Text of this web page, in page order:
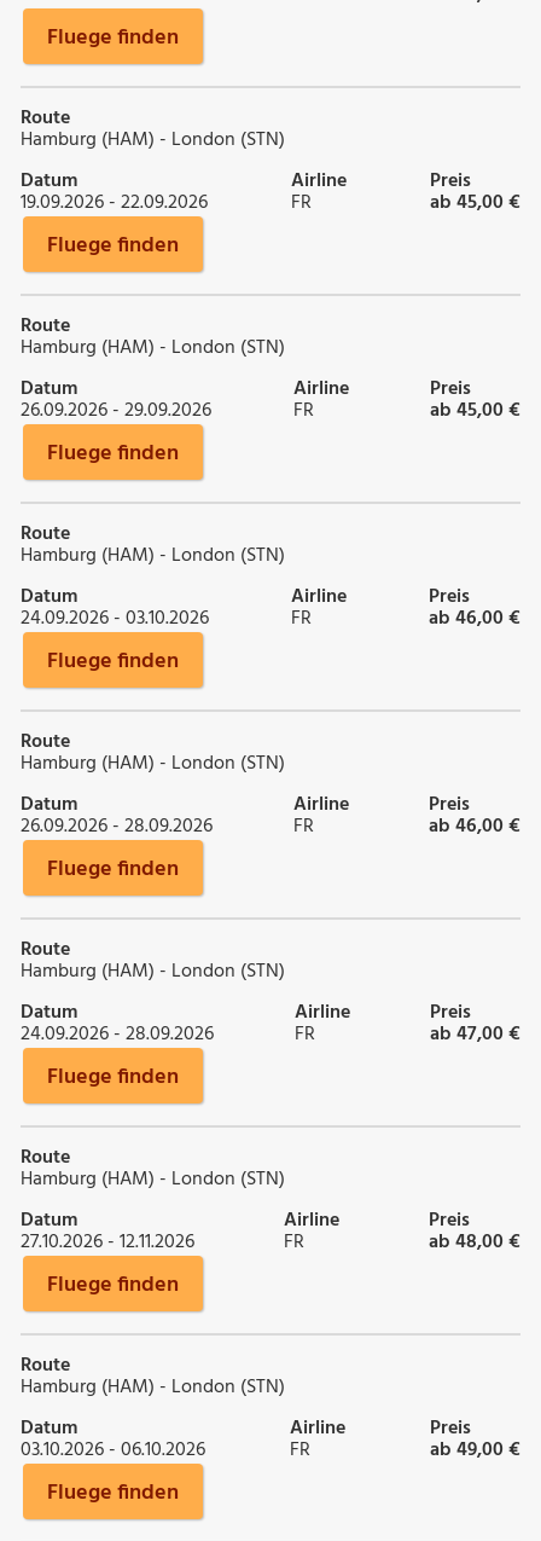
Fluege finden
Route
Hamburg (HAM) - London (STN)
Datum
19.09.2026 - 22.09.2026
Airline
FR
Preis
ab 45,00 €
Fluege finden
Route
Hamburg (HAM) - London (STN)
Datum
26.09.2026 - 29.09.2026
Airline
FR
Preis
ab 45,00 €
Fluege finden
Route
Hamburg (HAM) - London (STN)
Datum
24.09.2026 - 03.10.2026
Airline
FR
Preis
ab 46,00 €
Fluege finden
Route
Hamburg (HAM) - London (STN)
Datum
26.09.2026 - 28.09.2026
Airline
FR
Preis
ab 46,00 €
Fluege finden
Route
Hamburg (HAM) - London (STN)
Datum
24.09.2026 - 28.09.2026
Airline
FR
Preis
ab 47,00 €
Fluege finden
Route
Hamburg (HAM) - London (STN)
Datum
27.10.2026 - 12.11.2026
Airline
FR
Preis
ab 48,00 €
Fluege finden
Route
Hamburg (HAM) - London (STN)
Datum
03.10.2026 - 06.10.2026
Airline
FR
Preis
ab 49,00 €
Fluege finden